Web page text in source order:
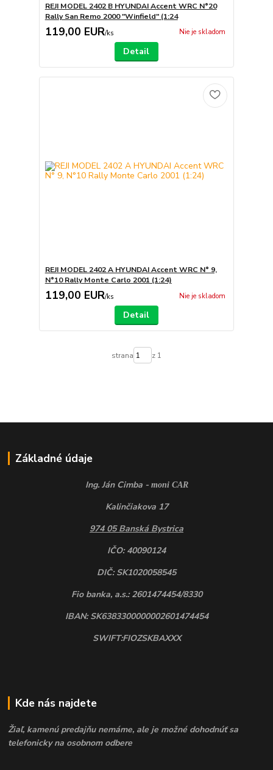
REJI MODEL 2402 B HYUNDAI Accent WRC N°20
Rally San Remo 2000 "Winfield" (1:24
119,00 EUR/ks Nie je skladom
Detail
REJI MODEL 2402 A HYUNDAI Accent WRC N° 9,
N°10 Rally Monte Carlo 2001 (1:24)
119,00 EUR/ks Nie je skladom
Detail
strana z 1
Základné údaje
Ing. Ján Cimba - moni CAR
Kalinčiakova 17
974 05 Banská Bystrica
IČO: 40090124
DIČ: SK1020058545
Fio banka, a.s.: 2601474454/8330
IBAN: SK6383300000002601474454
SWIFT:FIOZSKBAXXX
Kde nás najdete
Žiaľ, kamenú predajňu nemáme, ale je možné dohodnúť sa
telefonicky na osobnom odbere